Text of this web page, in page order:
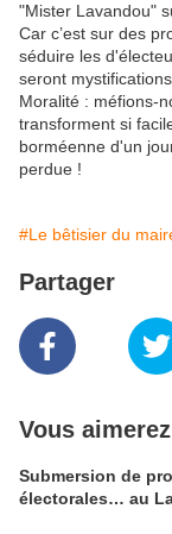
"Mister Lavandou"
Car c’est sur des
séduire les
seront
Moralité : méfions-
transforment si
borméenne d'un
perdue !
#Le bêtisier du
Partager
Vous
Submersion de
électorales… au